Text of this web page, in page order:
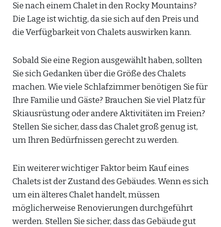
Sie nach einem Chalet in den Rocky Mountains?
Die Lage ist wichtig, da sie sich auf den Preis und
die Verfügbarkeit von Chalets auswirken kann.
Sobald Sie eine Region ausgewählt haben, sollten
Sie sich Gedanken über die Größe des Chalets
machen. Wie viele Schlafzimmer benötigen Sie für
Ihre Familie und Gäste? Brauchen Sie viel Platz für
Skiausrüstung oder andere Aktivitäten im Freien?
Stellen Sie sicher, dass das Chalet groß genug ist,
um Ihren Bedürfnissen gerecht zu werden.
Ein weiterer wichtiger Faktor beim Kauf eines
Chalets ist der Zustand des Gebäudes. Wenn es sich
um ein älteres Chalet handelt, müssen
möglicherweise Renovierungen durchgeführt
werden. Stellen Sie sicher, dass das Gebäude gut